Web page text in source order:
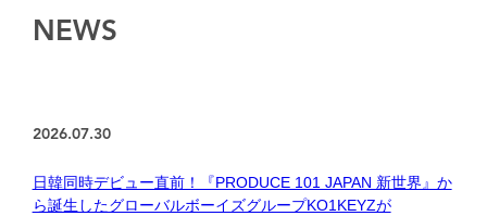
NEWS
2026.07.30
日韓同時デビュー直前！『PRODUCE 101 JAPAN 新世界』か
ら誕生したグローバルボーイズグループKO1KEYZが